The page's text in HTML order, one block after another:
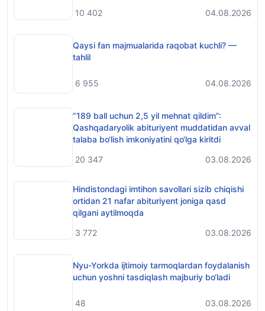
10 402
04.08.2026
Qaysi fan majmualarida raqobat kuchli? —
tahlil
6 955 04.08.2026
“189 ball uchun 2,5 yil mehnat qildim”:
Qashqadaryolik abituriyent muddatidan avval
talaba bo‘lish imkoniyatini qo‘lga kiritdi
20 347
03.08.2026
Hindistondagi imtihon savollari sizib chiqishi
ortidan 21 nafar abituriyent joniga qasd
qilgani aytilmoqda
3 772
03.08.2026
Nyu-Yorkda ijtimoiy tarmoqlardan foydalanish
uchun yoshni tasdiqlash majburiy bo‘ladi
48 03.08.2026